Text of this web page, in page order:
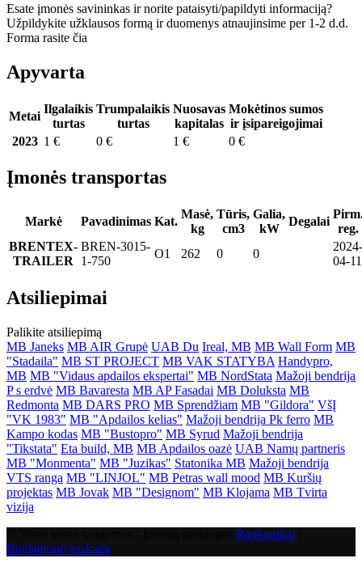
Esate įmonės savininkas ir norite pataisyti/papildyti informaciją?
Užpildykite užklausos formą ir duomenys atnaujinsime per 1-2 d.d.
Forma rasite čia
Apyvarta
Metai
Ilgalaikis
turtas
Trumpalaikis
turtas
Nuosavas
kapitalas
Mokėtinos sumos
ir įsipareigojimai
2023 1 € 0 € 1 € 0 €
Įmonės transportas
Markė Pavadinimas Kat.
Masė,
kg
Tūris,
cm3
Galia,
kW
Degalai
reg.
BRENTEX-
TRAILER
BREN-3015-
1-750
O1 262 0 0
2024-
04-11
Atsiliepimai
Palikite atsiliepimą
MB Janeks MB AIR Grupė UAB Du Ireal, MB MB Wall Form MB
"Stadaila" MB ST PROJECT MB VAK STATYBA Handypro,
MB MB "Vidaus apdailos ekspertai" MB NordStata Mažoji bendrija
P s erdvė MB Bavaresta MB AP Fasadai MB Doluksta MB
Redmonta MB DARS PRO MB Sprendžiam MB "Gildora" VšĮ
"VK 1983" MB "Apdailos kelias" Mažoji bendrija Pk ferro MB
Kampo kodas MB "Bustopro" MB Syrud Mažoji bendrija
"Tikstata" Eta build, MB MB Apdailos oazė UAB Namų partneris
MB "Monmenta" MB "Juzikas" Statonika MB Mažoji bendrija
VTS ranga MB "LINJOL" MB Petras wall mood MB Kuršių
projektas MB Jovak MB "Designom" MB Klojama MB Tvirta
vizija
Rankinukai
Buhlaterinė apskaita